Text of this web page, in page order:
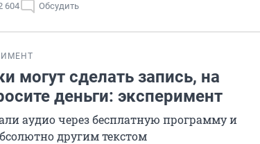
604 Обсудить
могут сделать запись, на
деньги: эксперимент
аудио через бесплатную программу и
другим текстом